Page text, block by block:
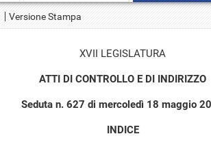
Versione Stampa
XVII LEGISLATURA
ATTI DI CONTROLLO E DI INDIRIZZO
Seduta n. 627 di mercoledì 18 maggio
INDICE